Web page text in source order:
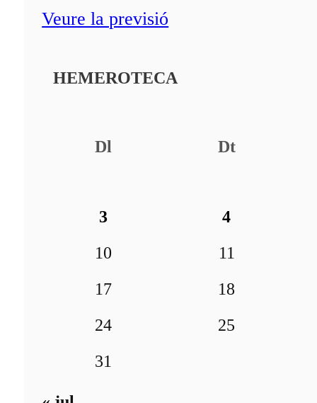
Veure la previsió
HEMEROTECA
Dl Dt
3
4
10
11
17
18
24
25
31